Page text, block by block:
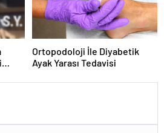
Ortopodoloji İle Diyabetik
Ayak Yarası Tedavisi